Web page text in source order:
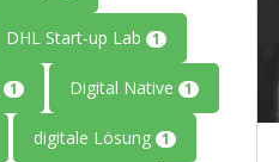
DHL Start-up Lab 1
1 Digital Native 1
digitale Lösung 1